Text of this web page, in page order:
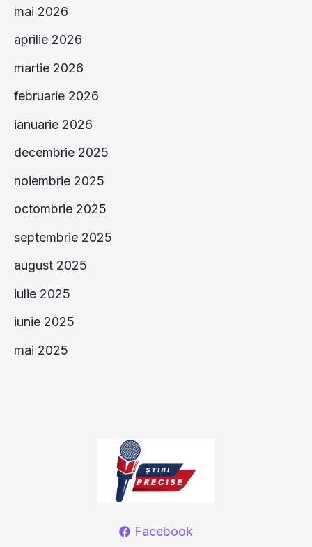
era”
mai 2026
aprilie 2026
martie 2026
februarie 2026
ianuarie 2026
decembrie 2025
noiembrie 2025
octombrie 2025
septembrie 2025
august 2025
iulie 2025
iunie 2025
mai 2025
Facebook